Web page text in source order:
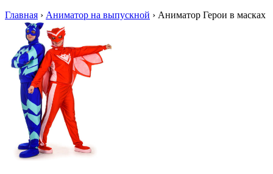
Главная › Аниматор на выпускной › Аниматор Герои в масках